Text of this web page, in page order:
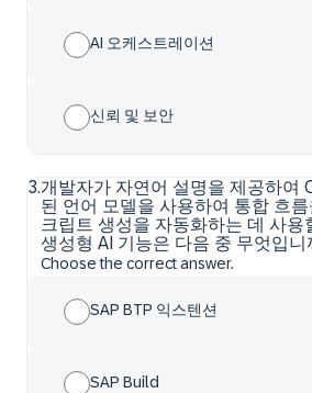
AI 오케스트레이션
신뢰 및 보안
3.개발자가 자연어 설명을 제공하여
된 언어 모델을 사용하여 통합 흐
크립트 생성을 자동화하는 데 사용
생성형 AI 기능은 다음 중 무엇입니
Choose the correct answer.
SAP BTP 익스텐션
SAP Build